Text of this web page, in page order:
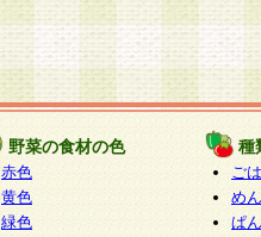
野菜の食材の色
赤色
黄色
緑色
種
ご
めん
ぱん